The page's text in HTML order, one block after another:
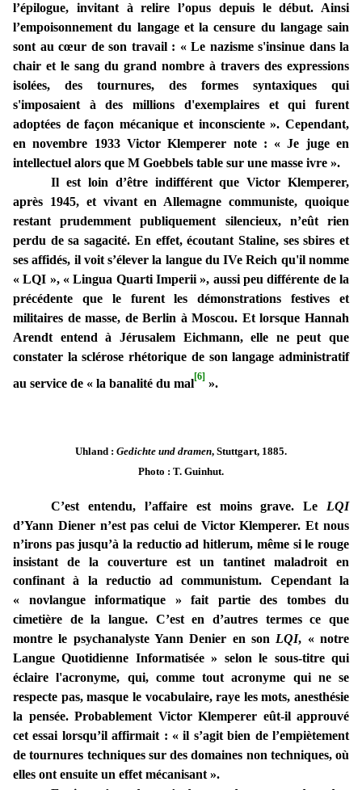
l’épilogue, invitant à relire l’opus depuis le début. Ainsi
l’empoisonnement du langage et la censure du langage sain
sont au cœur de son travail : « Le nazisme s'insinue dans la
chair et le sang du grand nombre à travers des expressions
isolées, des tournures, des formes syntaxiques qui
s'imposaient à des millions d'exemplaires et qui furent
adoptées de façon mécanique et inconsciente ». Cependant,
en novembre 1933 Victor Klemperer note : « Je juge en
intellectuel alors que M Goebbels table sur une masse ivre ».
Il est loin d’être indifférent que Victor Klemperer,
après 1945, et vivant en Allemagne communiste, quoique
restant prudemment publiquement silencieux, n’eût rien
perdu de sa sagacité. En effet, écoutant Staline, ses sbires et
ses affidés, il voit s’élever la langue du IVe Reich qu'il nomme
« LQI », « Lingua Quarti Imperii », aussi peu différente de la
précédente que le furent les démonstrations festives et
militaires de masse, de Berlin à Moscou. Et lorsque Hannah
Arendt entend à Jérusalem Eichmann, elle ne peut que
constater la sclérose rhétorique de son langage administratif
au service de « la banalité du mal[6] ».
Uhland : Gedichte und dramen, Stuttgart, 1885.
Photo : T. Guinhut.
C’est entendu, l’affaire est moins grave. Le LQI
d’Yann Diener n’est pas celui de Victor Klemperer.Et nous
n’irons pas jusqu’à la reductio ad hitlerum, même si le rouge
insistant de la couverture est un tantinet maladroit en
confinant à la reductio ad communistum. Cependant la
« novlangue informatique » fait partie des tombes du
cimetière de la langue. C’est en d’autres termes ce que
montre le psychanalyste Yann Denier en son LQI, « notre
Langue Quotidienne Informatisée » selon le sous-titre qui
éclaire l'acronyme, qui, comme tout acronyme qui ne se
respecte pas, masque le vocabulaire, raye les mots, anesthésie
la pensée. Probablement Victor Klemperer eût-il approuvé
cet essai lorsqu’il affirmait : « il s’agit bien de l’empiètement
de tournures techniques sur des domaines non techniques, où
elles ont ensuite un effet mécanisant ».